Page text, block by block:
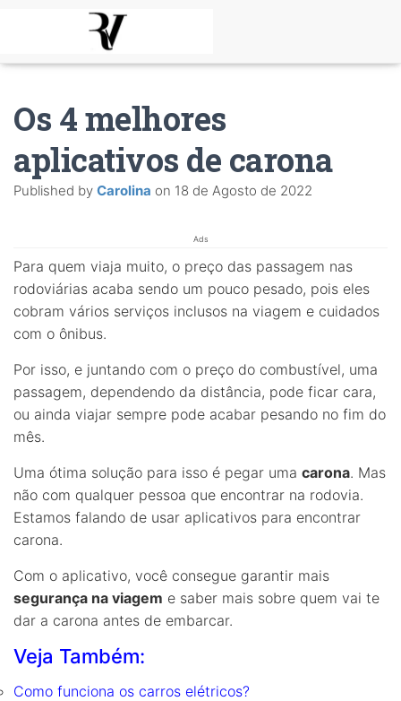
Os 4 melhores
aplicativos de carona
Published by Carolina on 18 de Agosto de 2022
Ads
Para quem viaja muito, o preço das passagem nas
rodoviárias acaba sendo um pouco pesado, pois eles
cobram vários serviços inclusos na viagem e cuidados
com o ônibus.
Por isso, e juntando com o preço do combustível, uma
passagem, dependendo da distância, pode ficar cara,
ou ainda viajar sempre pode acabar pesando no fim do
mês.
Uma ótima solução para isso é pegar uma carona. Mas
não com qualquer pessoa que encontrar na rodovia.
Estamos falando de usar aplicativos para encontrar
carona.
Com o aplicativo, você consegue garantir mais
segurança na viagem e saber mais sobre quem vai te
dar a carona antes de embarcar.
Veja Também:
Como funciona os carros elétricos?